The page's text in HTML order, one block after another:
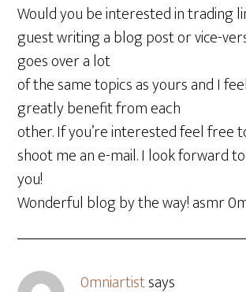
Would you be interested in trading
guest writing a blog post or vice-
goes over a lot
of the same topics as yours and I
greatly benefit from each
other. If you’re interested feel free
shoot me an e-mail. I look forward
you!
Wonderful blog by the way! asmr
0mniartistsays